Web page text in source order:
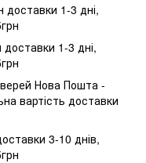
доставки 1-3 дні,
1-3 дні,
Нова Пошта -
вартість доставки
3-10 днів,